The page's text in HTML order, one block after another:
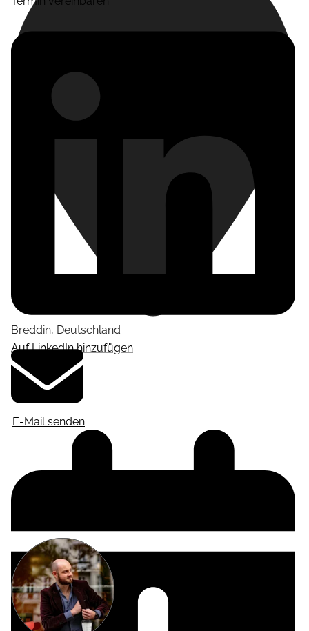
Auf LinkedIn hinzufügen
Breddin, Deutschland
E-Mail senden